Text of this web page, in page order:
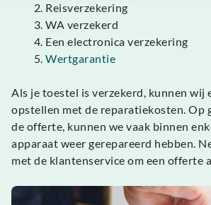
Reisverzekering
WA verzekerd
Een electronica verzekering
Wertgarantie
Als je toestel is verzekerd, kunnen wij
opstellen met de reparatiekosten. Op
de offerte, kunnen we vaak binnen
apparaat weer gerepareerd hebben.
met de klantenservice om een offerte